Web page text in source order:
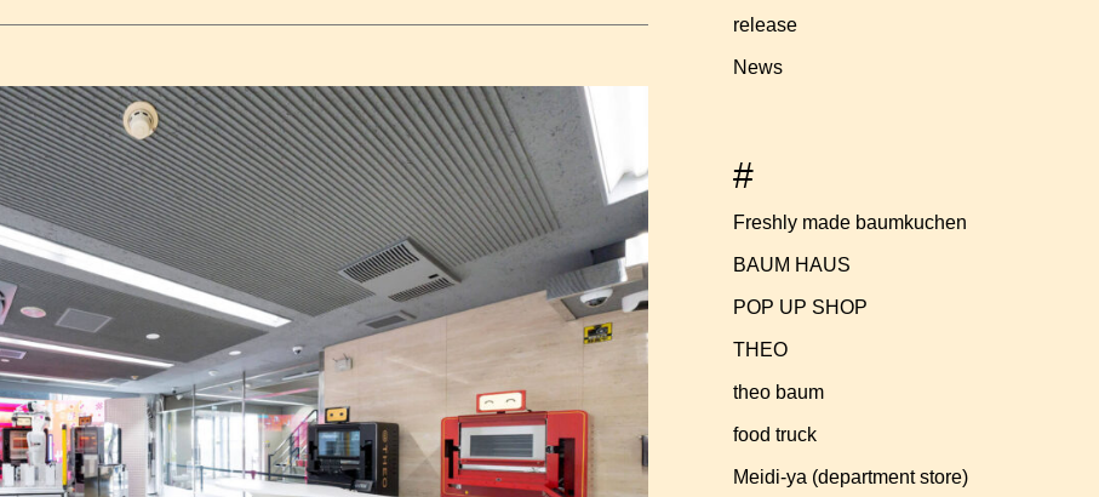
release
News
#
Freshly made baumkuchen
BAUM HAUS
POP UP SHOP
THEO
theo baum
food truck
Meidi-ya (department store)